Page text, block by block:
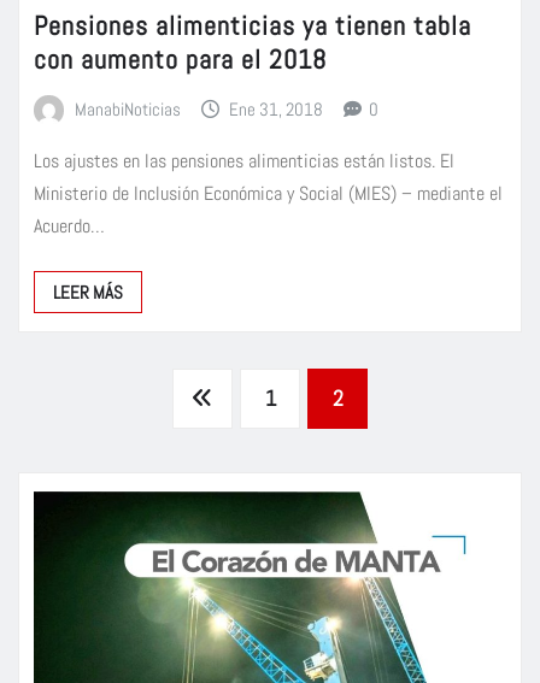
Pensiones alimenticias ya tienen tabla
con aumento para el 2018
ManabiNoticias Ene 31, 2018 0
Los ajustes en las pensiones alimenticias están listos. El
Ministerio de Inclusión Económica y Social (MIES) – mediante el
Acuerdo…
LEER MÁS
Paginación
de
entradas
1 2